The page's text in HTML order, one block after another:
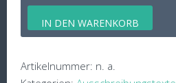
-
Menge
IN DEN WARENKORB
Artikelnummer: n. a.